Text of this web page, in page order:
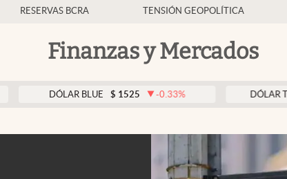
RESERVAS BCRA TENSIÓN GEOPOLÍTICA
Finanzas y Mercados
DÓLAR BLUE $ 1525 -0.33 % DÓLAR TARJETA